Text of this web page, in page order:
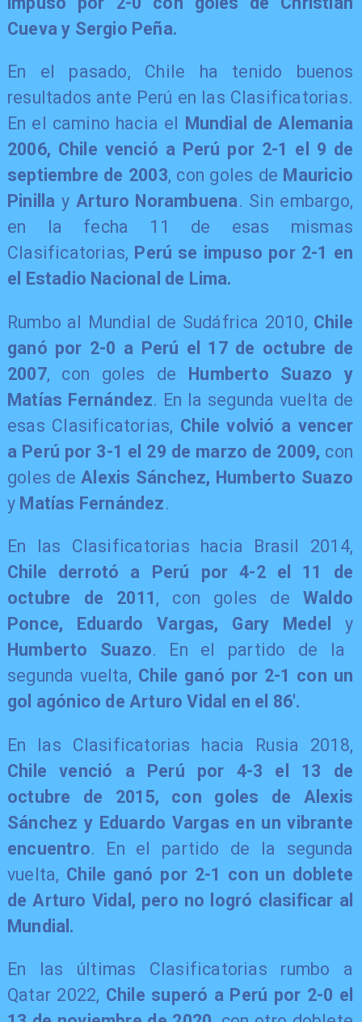
Cueva y Sergio Peña.
En el pasado, Chile ha tenido buenos
resultados ante Perú en las Clasificatorias.
En el camino hacia el Mundial de Alemania
2006, Chile venció a Perú por 2-1 el 9 de
septiembre de 2003, con goles de Mauricio
Pinilla y Arturo Norambuena. Sin embargo,
en la fecha 11 de esas mismas
Clasificatorias, Perú se impuso por 2-1 en
el Estadio Nacional de Lima.
Rumbo al Mundial de Sudáfrica 2010, Chile
ganó por 2-0 a Perú el 17 de octubre de
2007, con goles de Humberto Suazo y
Matías Fernández. En la segunda vuelta de
esas Clasificatorias, Chile volvió a vencer
a Perú por 3-1 el 29 de marzo de 2009, con
goles de Alexis Sánchez, Humberto Suazo
y Matías Fernández.
En las Clasificatorias hacia Brasil 2014,
Chile derrotó a Perú por 4-2 el 11 de
octubre de 2011 , con goles deWaldo
Ponce, Eduardo Vargas, Gary Medel y
Humberto Suazo. En el partido de la
segunda vuelta, Chile ganó por 2-1 con un
gol agónico de Arturo Vidal en el 86'.
En las Clasificatorias hacia Rusia 2018,
Chile venció a Perú por 4-3 el 13 de
octubre de 2015, con goles de Alexis
Sánchez y Eduardo Vargas en un vibrante
encuentro. En el partido de la segunda
vuelta, Chile ganó por 2-1 con un doblete
de Arturo Vidal, pero no logró clasificar al
Mundial.
En las últimas Clasificatorias rumbo a
Qatar 2022, Chile superó a Perú por 2-0 el